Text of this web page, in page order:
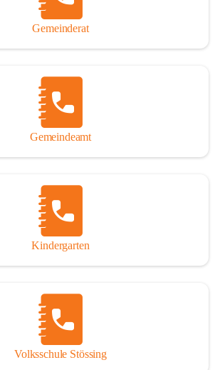
Gemeinderat
Gemeindeamt
Kindergarten
Volksschule Stössing